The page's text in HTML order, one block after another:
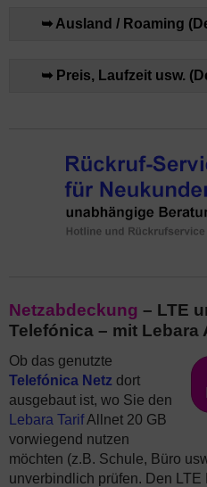
➥ Ausland / Roaming
➥ Preis, Laufzeit usw.
Netzabdeckung – LTE
Telefónica – mit Lebara
Ob das genutzte
Telefónica Netz dort
ausgebaut ist, wo Sie den
Lebara TarifAllnet 20 GB
vorwiegend nutzen
möchten (z.B. Schule, Büro
unverbindlich prüfen. Den